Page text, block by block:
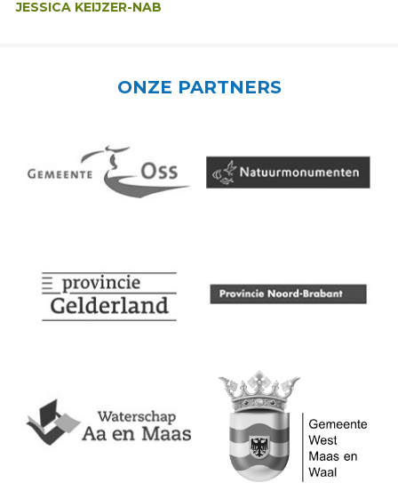
JESSICA KEIJZER-NAB
ONZE PARTNERS